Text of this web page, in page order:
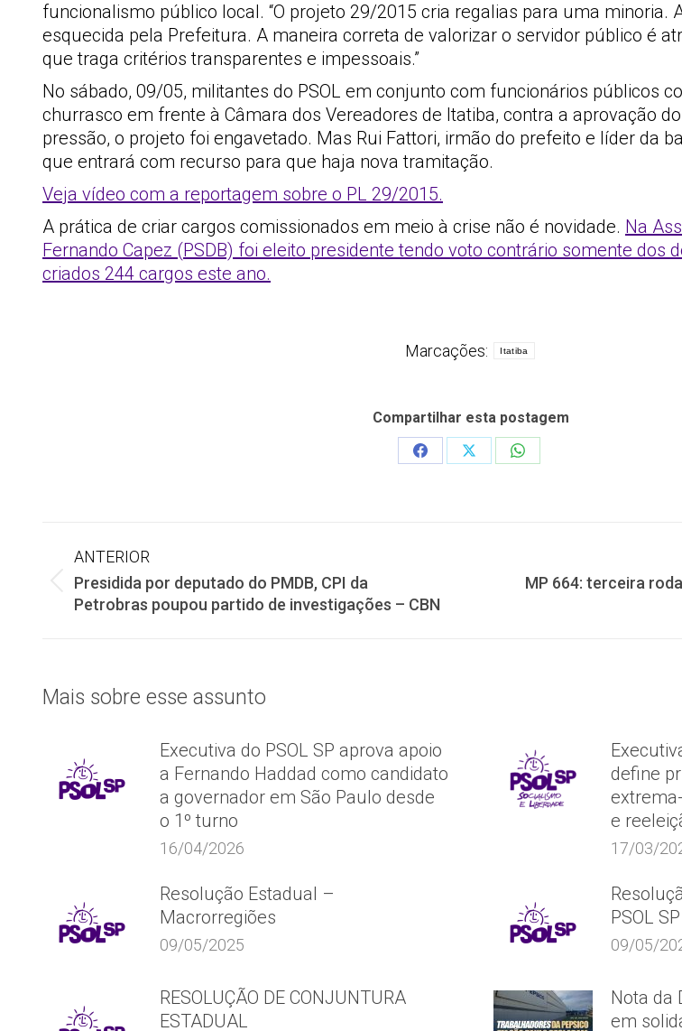
funcionalismo público local. “O projeto 29/2015 cria regalias para uma minoria.
esquecida pela Prefeitura. A maneira correta de valorizar o servidor público é
que traga critérios transparentes e impessoais.”
No sábado, 09/05, militantes do PSOL em conjunto com funcionários públicos
churrasco em frente à Câmara dos Vereadores de Itatiba, contra a aprovação
pressão, o projeto foi engavetado. Mas Rui Fattori, irmão do prefeito e líder da
que entrará com recurso para que haja nova tramitação.
Veja vídeo com a reportagem sobre o PL 29/2015.
A prática de criar cargos comissionados em meio à crise não é novidade. Na
Fernando Capez (PSDB) foi eleito presidente tendo voto contrário somente dos
criados 244 cargos este ano.
Marcações: Itatiba
Compartilhar esta postagem
Share
Share
Share
Navegação
de
ANTERIOR
Post
anterior:
Presidida por deputado do PMDB, CPI da
Petrobras poupou partido de investigações – CBN
Próximo
MP 664: terceira
Mais sobre esse assunto
Executiva do PSOL SP aprova apoio
a Fernando Haddad como candidato
a governador em São Paulo desde
o 1º turno
16/04/2026
define
e
17/03/
Resolução Estadual –
Macrorregiões
09/05/2025
PSOL
09/05/
RESOLUÇÃO DE CONJUNTURA
ESTADUAL
Nota da
em